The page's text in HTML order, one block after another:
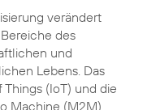
verändert
des
und
Lebens. Das
(IoT) und die
Machine (M2M)